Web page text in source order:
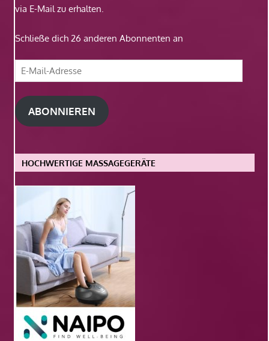
via E-Mail zu erhalten.
Schließe dich 26 anderen Abonnenten an
E-
Mail-
Adresse
ABONNIEREN
HOCHWERTIGE MASSAGEGERÄTE